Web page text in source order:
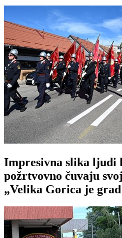
Impresivna slika ljudi
požrtvovno čuvaju
„Velika Gorica je